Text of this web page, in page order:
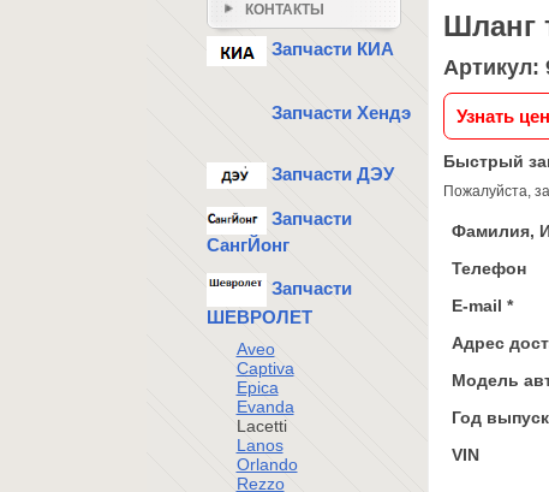
Шланг
Артикул:
Узнать
Быстрый
Пожалуйста,
Фамилия,
Телефон
E-mail *
Адрес
Модель
Год
VIN
КОНТАКТЫ
Запчасти КИА
Запчасти Хендэ
Запчасти ДЭУ
Запчасти
СангЙонг
Запчасти
ШЕВРОЛЕТ
Aveo
Captiva
Epica
Evanda
Lacetti
Lanos
Orlando
Rezzo